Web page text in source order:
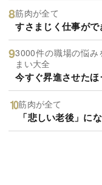
筋肉が全て
すさまじく仕事が
3000件の職場の悩
まい大全
今すぐ昇進させた
筋肉が全て
「悲しい老後」に